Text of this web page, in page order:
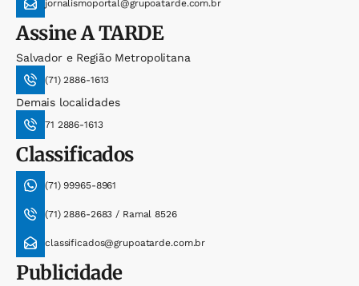
jornalismoportal@grupoatarde.com.br
AssineA TARDE
Salvador e Região Metropolitana
(71) 2886-1613
Demais localidades
71 2886-1613
Classificados
(71) 99965-8961
(71) 2886-2683 / Ramal 8526
classificados@grupoatarde.com.br
Publicidade